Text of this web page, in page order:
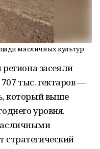
масличных культур
засеяли
тыс. гектаров —
который выше
уровня.